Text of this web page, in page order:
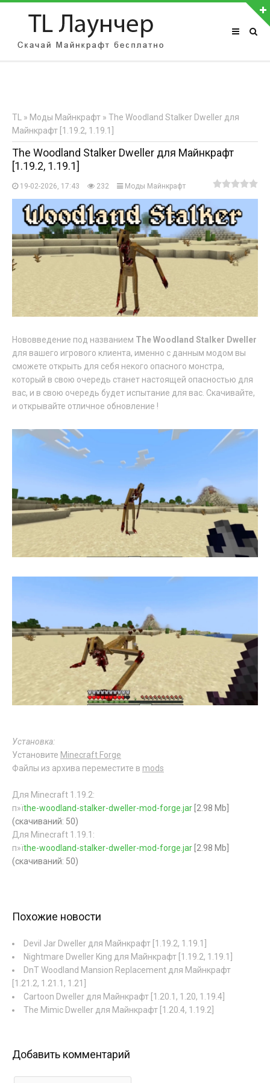
АВТОРИЗАЦИЯ НА САЙТЕ
Регистрация
TL » Моды Майнкрафт » The Woodland Stalker Dweller для
Майнкрафт [1.19.2, 1.19.1]
The Woodland Stalker Dweller для Майнкрафт
[1.19.2, 1.19.1]
19-02-2026, 17:43 232 Моды Майнкрафт
Нововведение под названием The Woodland Stalker Dweller
для вашего игрового клиента, именно с данным модом вы
сможете открыть для себя некого опасного монстра,
который в свою очередь станет настоящей опасностью для
вас, и в свою очередь будет испытание для вас. Скачивайте,
и открывайте отличное обновление !
Установка:
Установите Minecraft Forge
Файлы из архива переместите в mods
Для Minecraft 1.19.2:
п»їthe-woodland-stalker-dweller-mod-forge.jar [2.98 Mb]
(cкачиваний: 50)
Для Minecraft 1.19.1:
п»їthe-woodland-stalker-dweller-mod-forge.jar [2.98 Mb]
(cкачиваний: 50)
Похожие новости
Devil Jar Dweller для Майнкрафт [1.19.2, 1.19.1]
Nightmare Dweller King для Майнкрафт [1.19.2, 1.19.1]
DnT Woodland Mansion Replacement для Майнкрафт
[1.21.2, 1.21.1, 1.21]
Cartoon Dweller для Майнкрафт [1.20.1, 1.20, 1.19.4]
The Mimic Dweller для Майнкрафт [1.20.4, 1.19.2]
Добавить комментарий